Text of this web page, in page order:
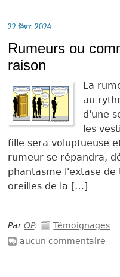
22 févr. 2024
Rumeurs ou
raison
La
au
d'une
les
fille sera voluptueuse
rumeur se répandra,
phantasme l'extase
oreilles de la […]
ParOP.
Témoignages
aucun commentaire